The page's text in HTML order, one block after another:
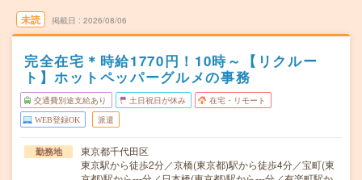
未読 掲載日 2026/08/06
完全在宅＊時給1770円！10時～【リクルー
ト】ホットペッパーグルメの事務
交通費別途支給あり 土日祝日が休み 在宅・リモート
WEB登録OK 派遣
勤務地
東京都千代田区
東京駅から徒歩2分／京橋(東京都)駅から徒歩4分／宝町(東